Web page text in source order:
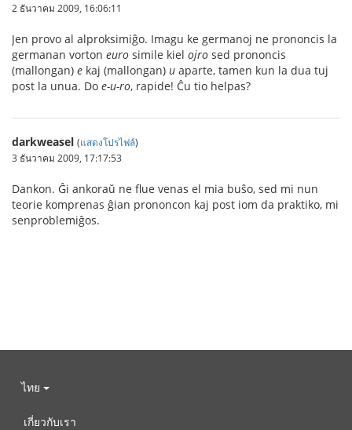
2 ธันวาคม 2009, 16:06:11
Jen provo al alproksimiĝo. Imagu ke germanoj ne prononcis la
germanan vorton euro simile kiel ojro sed prononcis
(mallongan) e kaj (mallongan) u aparte, tamen kun la dua tuj
post la unua. Do e-u-ro, rapide! Ĉu tio helpas?
darkweasel (แสดงโปรไฟล์)
3 ธันวาคม 2009, 17:17:53
Dankon. Ĝi ankoraŭ ne flue venas el mia buŝo, sed mi nun
teorie komprenas ĝian prononcon kaj post iom da praktiko, mi
senproblemiĝos.
ไทย
เกี่ยวกับเรา